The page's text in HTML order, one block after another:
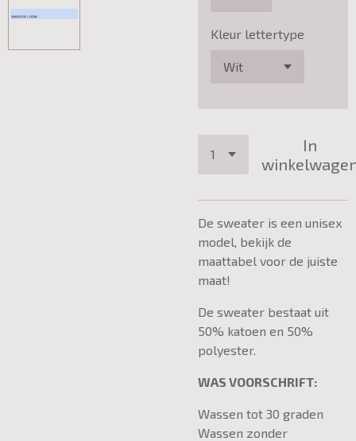
Kleur lettertype
In
De sweater is een unisex
model, bekijk de
maattabel voor de juiste
maat!
De sweater bestaat uit
50% katoen en 50%
polyester.
WAS VOORSCHRIFT:
Wassen tot 30 graden
Wassen zonder